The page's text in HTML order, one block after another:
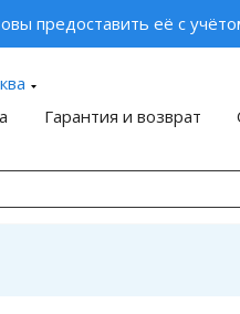
предоставить её с
Гарантия и возврат